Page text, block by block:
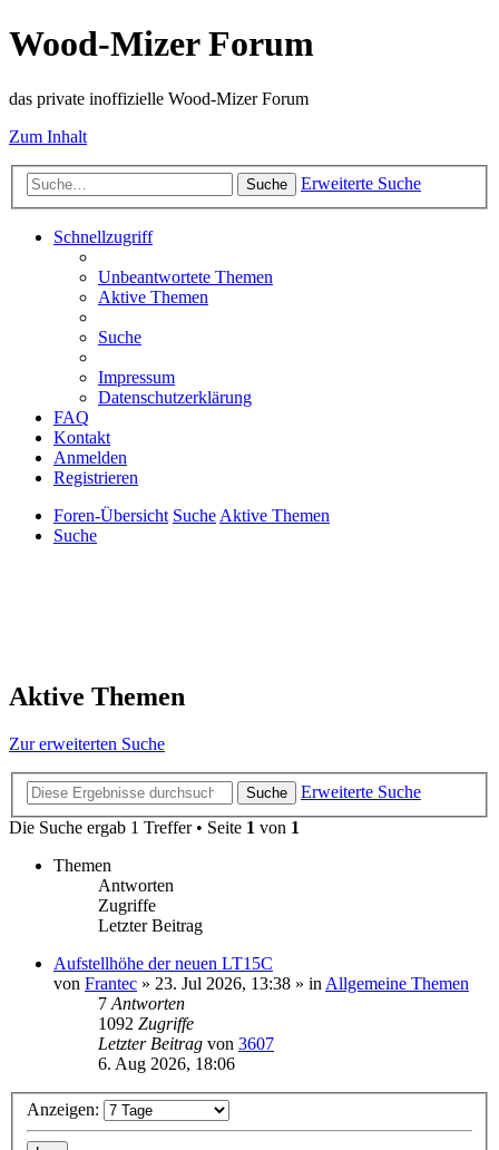
Wood-Mizer Forum
das private inoffizielle Wood-Mizer Forum
Zum Inhalt
Suche Erweiterte Suche
Schnellzugriff
Unbeantwortete Themen
Aktive Themen
Suche
Impressum
Datenschutzerklärung
FAQ
Kontakt
Anmelden
Registrieren
Foren-Übersicht SucheAktive Themen
Suche
Aktive Themen
Zur erweiterten Suche
Suche
Erweiterte Suche
Die Suche ergab 1 Treffer • Seite 1 von 1
Themen
Antworten
Zugriffe
Letzter Beitrag
Aufstellhöhe der neuen LT15C
von Frantec » 23. Jul 2026, 13:38 » in Allgemeine Themen
7 Antworten
1092 Zugriffe
Letzter Beitrag von 3607
6. Aug 2026, 18:06
Anzeigen: